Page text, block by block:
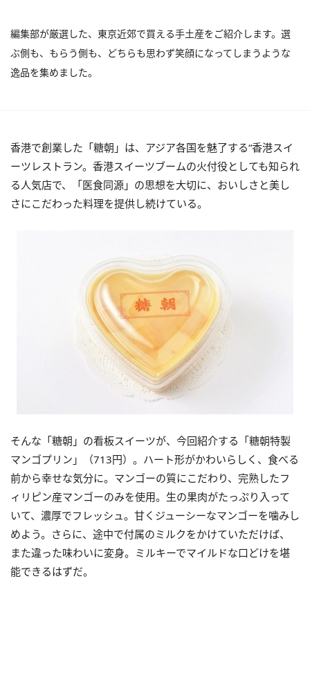
編集部が厳選した、東京近郊で買える手土産をご紹介します。選
ぶ側も、もらう側も、どちらも思わず笑顔になってしまうような
逸品を集めました。
香港で創業した「糖朝」は、アジア各国を魅了する“香港スイ
ーツレストラン。香港スイーツブームの火付役としても知られ
る人気店で、「医食同源」の思想を大切に、おいしさと美し
さにこだわった料理を提供し続けている。
そんな「糖朝」の看板スイーツが、今回紹介する「糖朝特製
マンゴプリン」（713円）。ハート形がかわいらしく、食べる
前から幸せな気分に。マンゴーの質にこだわり、完熟したフ
ィリピン産マンゴーのみを使用。生の果肉がたっぷり入って
いて、濃厚でフレッシュ。甘くジューシーなマンゴーを噛みし
めよう。さらに、途中で付属のミルクをかけていただけば、
また違った味わいに変身。ミルキーでマイルドな口どけを堪
能できるはずだ。